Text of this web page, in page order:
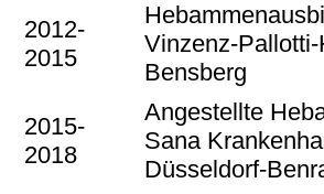
2012-
2015
Vinzenz-
Bensberg
2015-
2018
Angestellte
Sana
Düsseldorf-